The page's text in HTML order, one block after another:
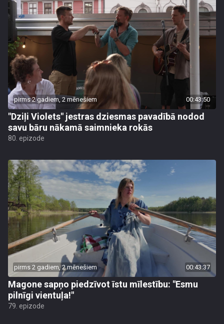
pirms 2 gadiem, 2 mēnešiem 00:43:50
"Dziļi Violets" jestras dziesmas pavadībā nodod
savu bāru nākamā saimnieka rokās
80. epizode
pirms 2 gadiem, 2 mēnešiem 00:43:37
Magone sapņo piedzīvot īstu mīlestību: "Esmu
pilnīgi vientuļa!"
79. epizode